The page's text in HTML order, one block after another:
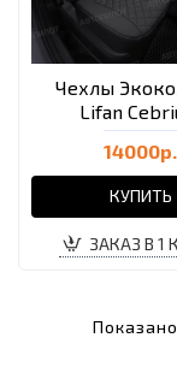
Чехлы
Lifan
14000р.
КУПИТЬ
ЗАКАЗ В 1